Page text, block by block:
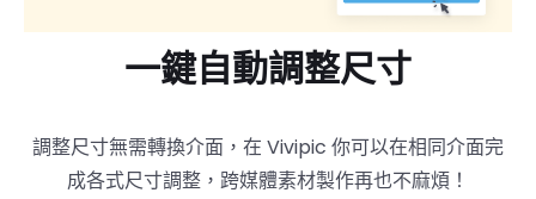
一鍵自動調整尺寸
調整尺寸無需轉換介面，在 Vivipic 你可以在相同介面完
成各式尺寸調整，跨媒體素材製作再也不麻煩！